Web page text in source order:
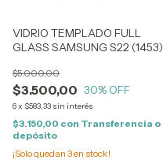
VIDRIO TEMPLADO FULL
GLASS SAMSUNG S22 (1453)
$3.500,00
$5.000,00
30% OFF
6x $583,33 sin interés
$3.150,00 con Transferencia o
depósito
¡Solo quedan 3en stock!